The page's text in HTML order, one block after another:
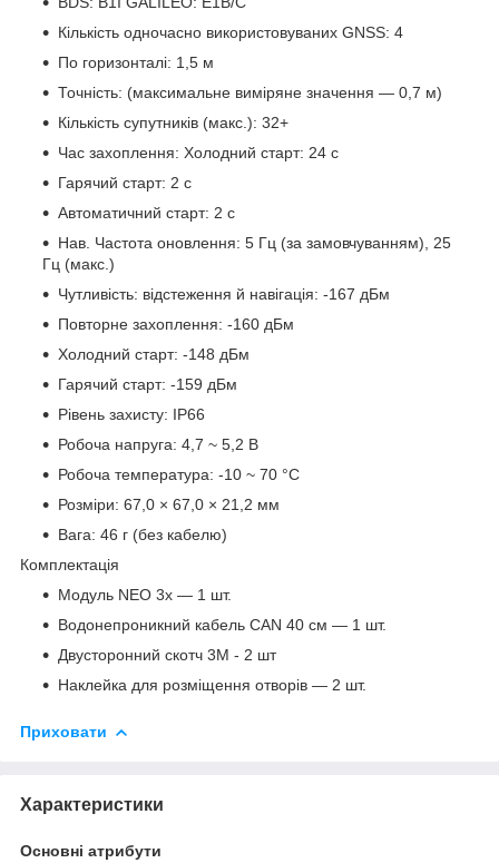
Кількість одночасно використовуваних GNSS: 4
По горизонталі: 1,5 м
Точність: (максимальне виміряне значення — 0,7 м)
Кількість супутників (макс.): 32+
Час захоплення: Холодний старт: 24 с
Гарячий старт: 2 с
Автоматичний старт: 2 с
Нав. Частота оновлення: 5 Гц (за замовчуванням), 25
Гц (макс.)
Чутливість: відстеження й навігація: -167 дБм
Повторне захоплення: -160 дБм
Холодний старт: -148 дБм
Гарячий старт: -159 дБм
Рівень захисту: IP66
Робоча напруга: 4,7 ~ 5,2 В
Робоча температура: -10 ~ 70 °C
Розміри: 67,0 × 67,0 × 21,2 мм
Вага: 46 г (без кабелю)
Комплектація
Модуль NEO 3x — 1 шт.
Водонепроникний кабель CAN 40 см — 1 шт.
Двусторонний скотч 3M - 2 шт
Наклейка для розміщення отворів — 2 шт.
Приховати
Характеристики
Основні атрибути